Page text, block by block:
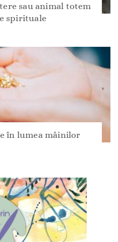
sau animal totem
spirituale
în lumea mâinilor